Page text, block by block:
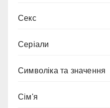
Секс
Серіали
Символіка та значення
Сім'я